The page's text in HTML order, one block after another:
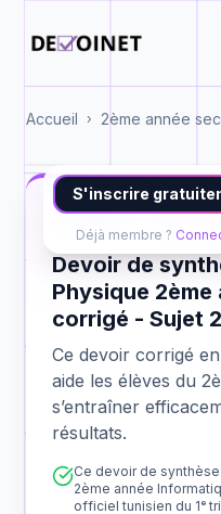
Accueil › 2ème année
S'inscrire
Déjà membre ?
Physique 2ème
Devoir de
Physique
corrigé - Sujet 2
Ce devoir corrigé
aide les élèves du
s’entraîner
résultats.
Ce devoir de
2ème année
officiel tunisien du 1ᵉ